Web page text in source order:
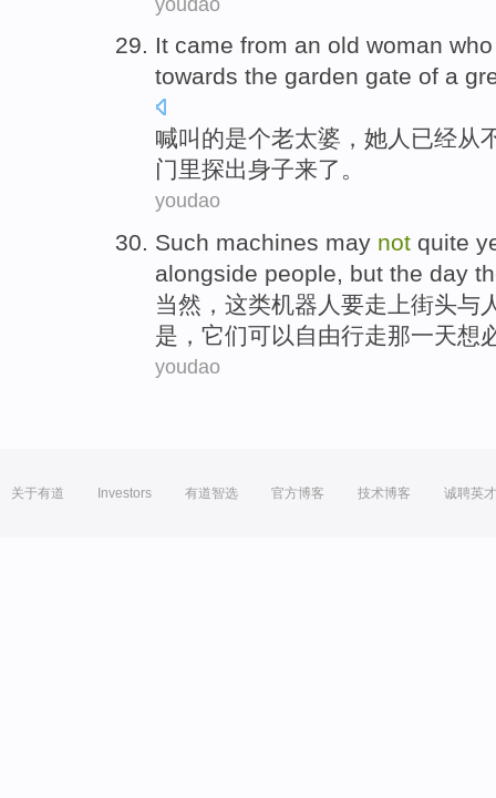
It came from an old woman who
towards the garden gate of a
喊叫的是个老太婆， 她人 已经从
门里探出身子来了。
youdao
Such machines may not quite
alongside people, but the day
当然 ， 这类机器人 要走上街头与
是 ， 它们可以 自由行走那一天想
youdao
关于有道 Investors 有道智选 官方博客 技术博客 诚聘英才